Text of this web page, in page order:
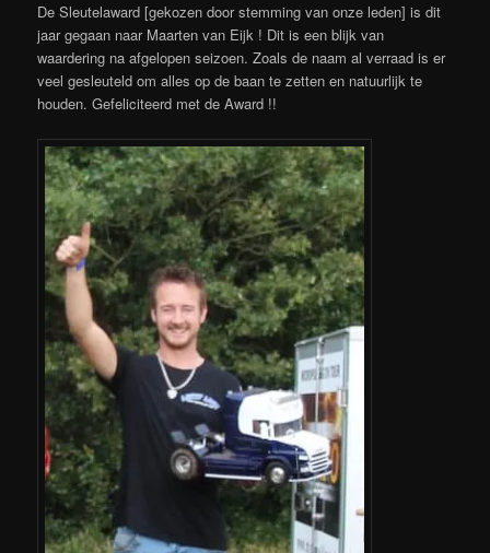
De Sleutelaward [gekozen door stemming van onze leden] is dit
jaar gegaan naar Maarten van Eijk ! Dit is een blijk van
waardering na afgelopen seizoen. Zoals de naam al verraad is er
veel gesleuteld om alles op de baan te zetten en natuurlijk te
houden. Gefeliciteerd met de Award !!